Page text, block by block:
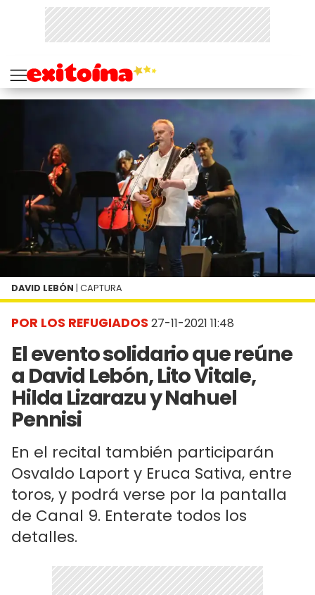
POR LOS REFUGIADOS 27-11-2021 11:48
El evento solidario que reúne
a David Lebón, Lito Vitale,
Hilda Lizarazu y Nahuel
Pennisi
En el recital también participarán
Osvaldo Laport y Eruca Sativa, entre
toros, y podrá verse por la pantalla
de Canal 9. Enterate todos los
detalles.
DAVID LEBÓN | CAPTURA